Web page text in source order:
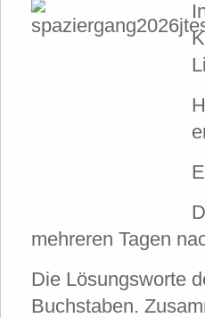
mehreren Tagen
Die Lösungsworte
Buchstaben.